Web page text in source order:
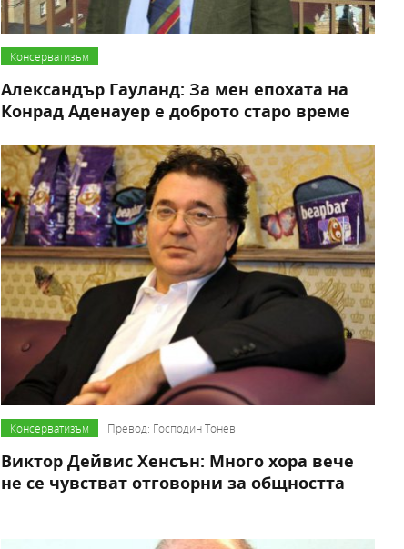
Консерватизъм
Александър Гауланд: За мен епохата на
Конрад Аденауер е доброто старо време
Консерватизъм Превод: Господин Тонев
Виктор Дейвис Хенсън: Много хора вече
не се чувстват отговорни за общността